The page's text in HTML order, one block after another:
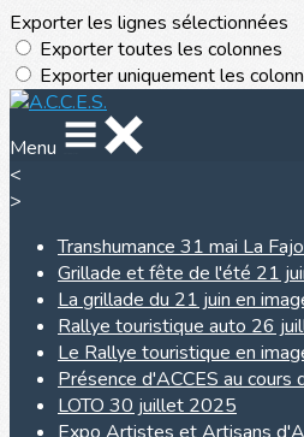
Exporter les lignes sélectionnées
Exporter toutes les colonnes
Exporter uniquement les
Menu
<
>
Transhumance 31 mai La
Grillade et fête de l'été 21
La grillade du 21 juin en
Rallye touristique auto 26
Le Rallye touristique en
Présence d'ACCES au cours
LOTO 30 juillet 2025